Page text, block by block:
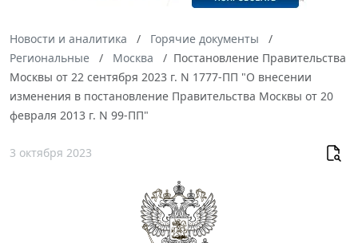
Новости и аналитика
Горячие документы
Региональные
Москва
Постановление Правительства
Москвы от 22 сентября 2023 г. N 1777-ПП "О внесении
изменения в постановление Правительства Москвы от 20
февраля 2013 г. N 99-ПП"
3 октября 2023